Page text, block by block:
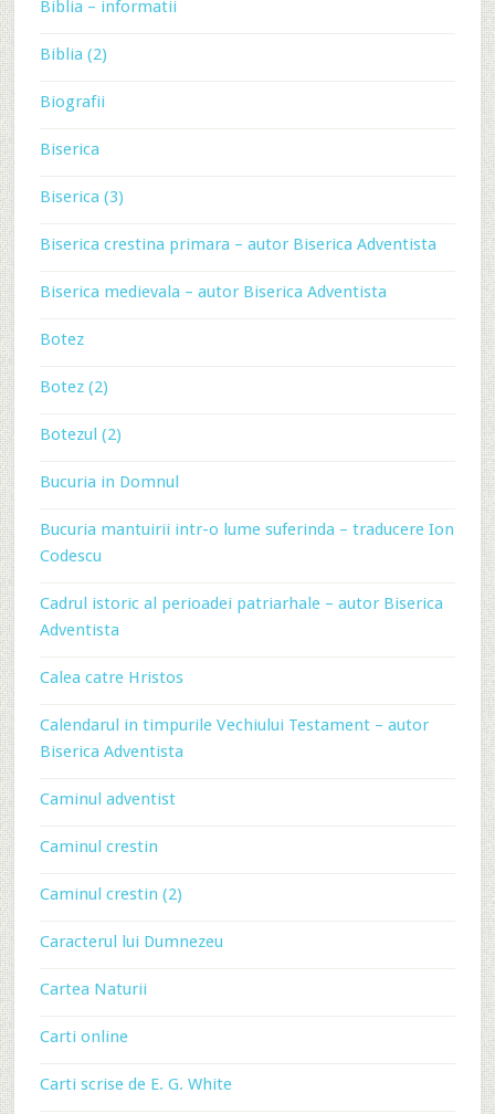
Biblia – informatii
Biblia (2)
Biografii
Biserica
Biserica (3)
Biserica crestina primara – autor Biserica Adventista
Biserica medievala – autor Biserica Adventista
Botez
Botez (2)
Botezul (2)
Bucuria in Domnul
Bucuria mantuirii intr-o lume suferinda – traducere Ion
Codescu
Cadrul istoric al perioadei patriarhale – autor Biserica
Adventista
Calea catre Hristos
Calendarul in timpurile Vechiului Testament – autor
Biserica Adventista
Caminul adventist
Caminul crestin
Caminul crestin (2)
Caracterul lui Dumnezeu
Cartea Naturii
Carti online
Carti scrise de E. G. White